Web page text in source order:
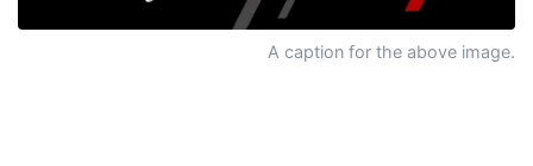
A caption for the above image.